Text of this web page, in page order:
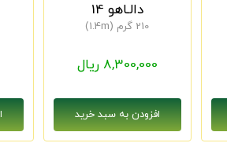
دالـاهو 14
210 گرم (1.4m)
8,300,000 ریال